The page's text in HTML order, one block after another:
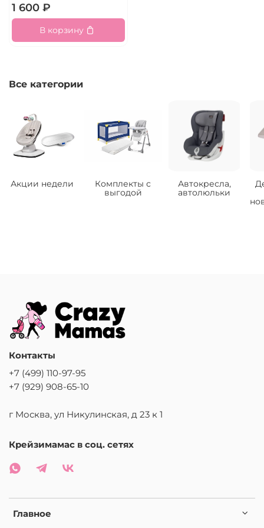
1 600 ₽
В корзину
Все категории
Акции недели
Комплекты с
выгодой
Автокресла,
автолюльки
Главное
Контакты
+7 (499) 110-97-95
+7 (929) 908-65-10
г Москва, ул Никулинская, д 23 к 1
Крейзимамас в соц. сетях